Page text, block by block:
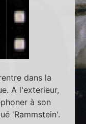
dans la
A l'exterieur,
à son
'Rammstein'.